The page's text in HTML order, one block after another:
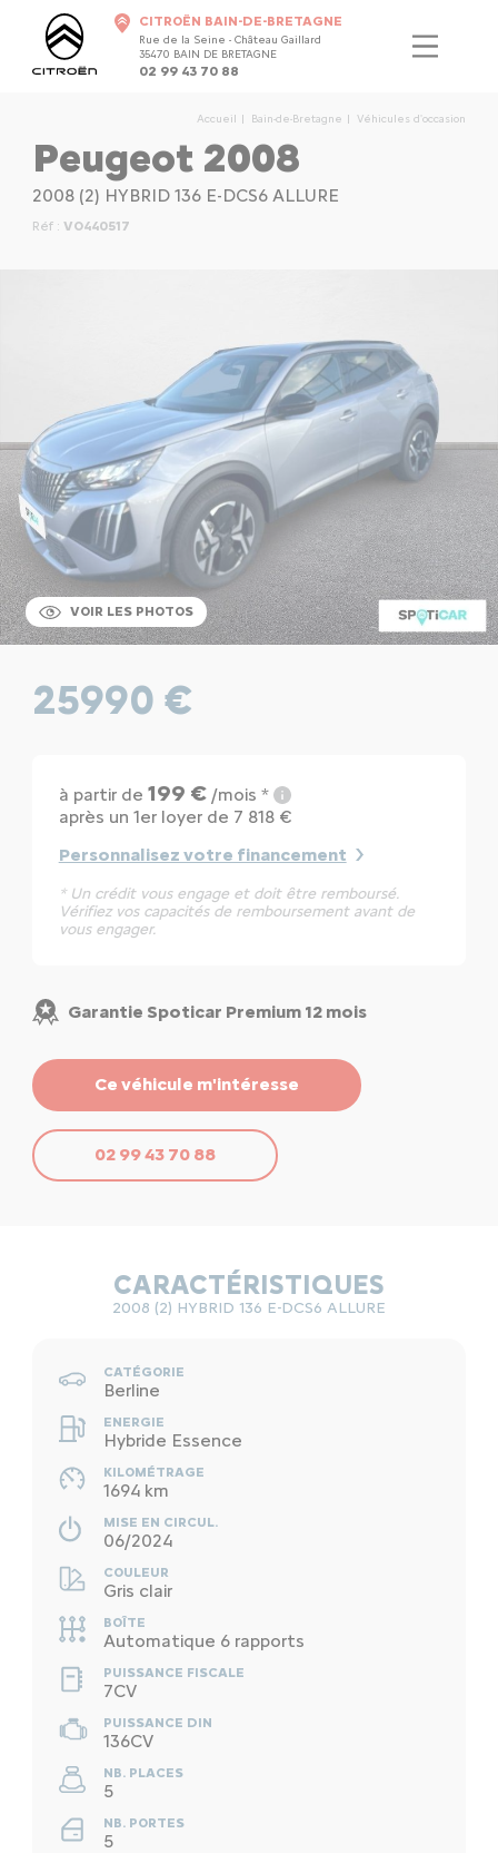
CITROËN BAIN-DE-BRETAGNE
Rue de la Seine - Château Gaillard
35470 BAIN DE BRETAGNE
02 99 43 70 88
Accueil Bain-de-Bretagne Véhicules d'occasion
Peugeot 2008
2008 (2) HYBRID 136 E-DCS6 ALLURE
Réf : VO440517
VOIR LES PHOTOS
25990 €
à partir de 199 €/mois *
après un 1er loyer de 7 818 €
Personnalisez votre financement
* Un crédit vous engage et doit être remboursé.
Vérifiez vos capacités de remboursement avant de
vous engager.
Garantie Spoticar Premium 12 mois
Ce véhicule m'intéresse
02 99 43 70 88
CARACTÉRISTIQUES
2008 (2) HYBRID 136 E-DCS6 ALLURE
CATÉGORIE
Berline
ENERGIE
Hybride Essence
KILOMÉTRAGE
1694 km
MISE EN CIRCUL.
06/2024
COULEUR
Gris clair
BOÎTE
Automatique 6 rapports
PUISSANCE FISCALE
7CV
PUISSANCE DIN
136CV
NB. PLACES
5
NB. PORTES
5